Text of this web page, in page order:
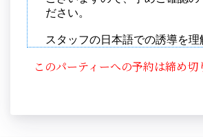
このパーティーへの予約は締め切